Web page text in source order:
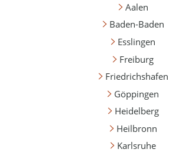
Aalen
Baden-Baden
Esslingen
Freiburg
Friedrichshafen
Göppingen
Heidelberg
Heilbronn
Karlsruhe